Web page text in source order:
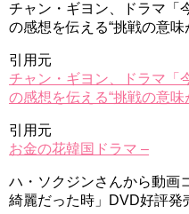
チャン・ギヨン、ドラマ「
の感想を伝える“挑戦の意
引用元
チャン・ギヨン、ドラマ「
の感想を伝える“挑戦の意
引用元
お金の花韓国ドラマ –
ハ・ソクジンさんから動画
綺麗だった時」DVD好評発